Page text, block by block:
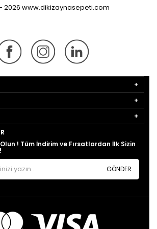
2026 www.dikizaynasepeti.com
! Tüm İndirim ve Fırsatlardan İlk Sizin
GÖNDER